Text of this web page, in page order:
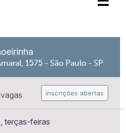
1575 - São Paulo - SP
inscrições abertas
terças-feiras